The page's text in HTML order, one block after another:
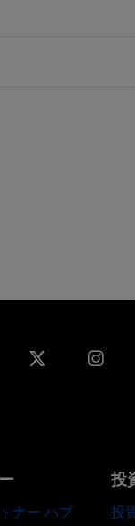
Linkedin
ナー ハブ
投
投